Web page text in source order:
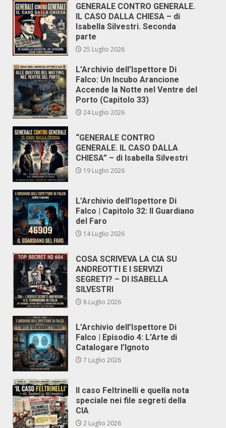
GENERALE CONTRO GENERALE.
IL CASO DALLA CHIESA – di
Isabella Silvestri. Seconda
parte
25 Luglio 2026
L’Archivio dell’Ispettore Di
Falco: Un Incubo Arancione
Accende la Notte nel Ventre del
Porto (Capitolo 33)
24 Luglio 2026
“GENERALE CONTRO
GENERALE. IL CASO DALLA
CHIESA” – di Isabella Silvestri
19 Luglio 2026
L’Archivio dell’Ispettore Di
Falco | Capitolo 32: Il Guardiano
del Faro
14 Luglio 2026
COSA SCRIVEVA LA CIA SU
ANDREOTTI E I SERVIZI
SEGRETI? – DI ISABELLA
SILVESTRI
8 Luglio 2026
L’Archivio dell’Ispettore Di
Falco | Episodio 4: L’Arte di
Catalogare l’Ignoto
7 Luglio 2026
Il caso Feltrinelli e quella nota
speciale nei file segreti della
CIA
2 Luglio 2026